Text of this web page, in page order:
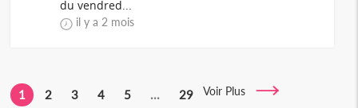
du vendred...
il y a 2 mois
1 2 3 4 5 ... 29 Voir Plus